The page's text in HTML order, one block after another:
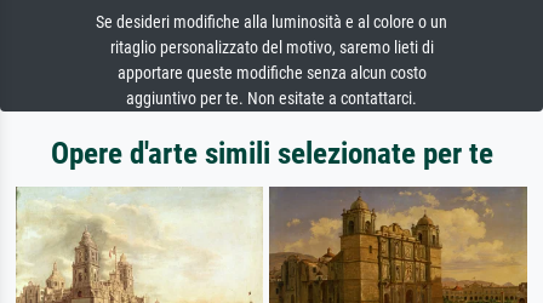
Se desideri modifiche alla luminosità e al colore o un
ritaglio personalizzato del motivo, saremo lieti di
apportare queste modifiche senza alcun costo
aggiuntivo per te. Non esitate a contattarci.
Opere d'arte simili selezionate per te